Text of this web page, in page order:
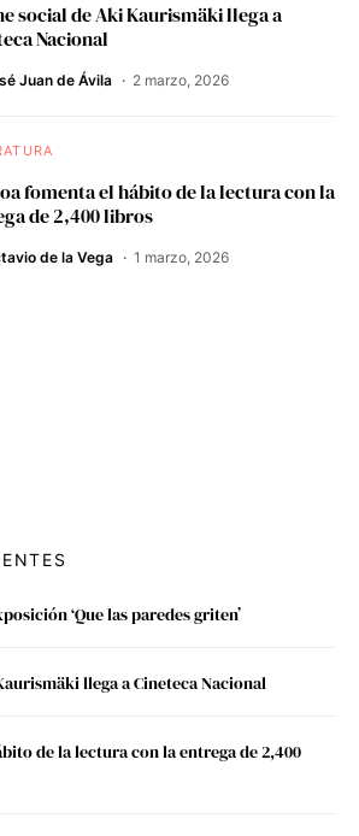
social de Aki Kaurismäki llega a
Nacional
Juan de Ávila 2 marzo, 2026
fomenta el hábito de la lectura con la
de 2,400 libros
de la Vega 1 marzo, 2026
‘Que las paredes griten’
llega a Cineteca Nacional
de la lectura con la entrega de 2,400